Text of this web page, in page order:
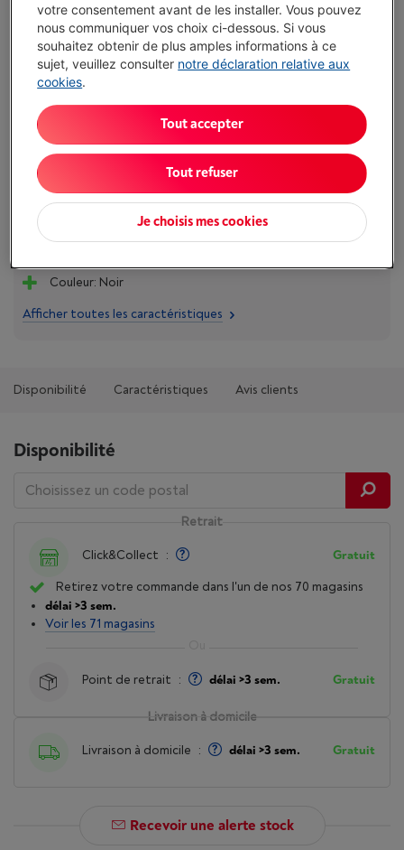
Délai >3 sem.-Voir le stock
€ 108,99
Oupayer par mois-Simulation
Attention, emprunter de l'argent coûte aussi de l'argent.
J'achète
Comparer
Couleur: Noir
Afficher toutes les caractéristiques
Disponibilité Caractéristiques Avis clients
Disponibilité
Livraison à domicile
Livraison à domicile : délai >3 sem. Gratuit
Retrait
Click&Collect : Gratuit
Retirez votre commande dans l'un de nos 70 magasins
délai >3 sem.
Voir les 71 magasins
Point de retrait : délai >3 sem. Gratuit
Recevoir une alerte stock
votre consentement avant de les installer. Vous pouvez
nous communiquer vos choix ci-dessous. Si vous
souhaitez obtenir de plus amples informations à ce
sujet, veuillez consulter notre déclaration relative aux
cookies.
Je choisis mes cookies
Tout refuser
Tout accepter